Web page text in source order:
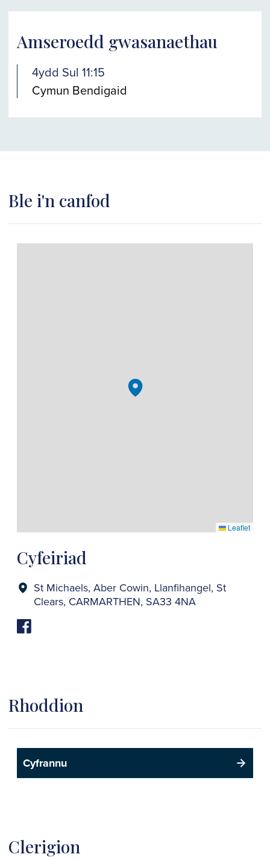
Amseroedd gwasanaethau
4ydd Sul 11:15
Cymun Bendigaid
Ble i'n canfod
Cyfeiriad
St Michaels, Aber Cowin, Llanfihangel, St
Clears, CARMARTHEN, SA33 4NA
Leaflet
Rhoddion
Cyfrannu
Clerigion